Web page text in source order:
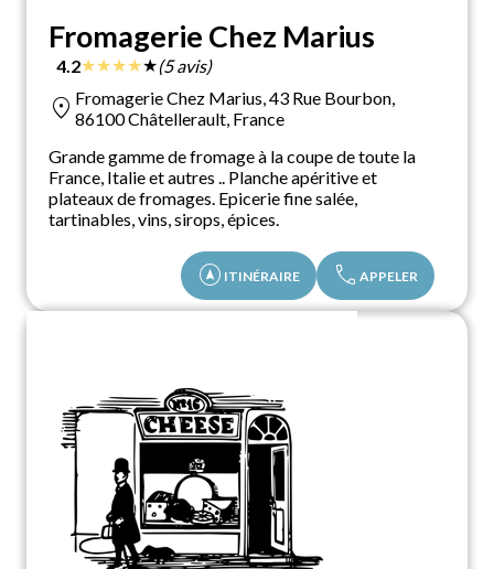
Fromagerie Chez Marius
4.2★★★★★(5 avis)
location_on Fromagerie Chez Marius, 43 Rue Bourbon,
86100 Châtellerault, France
Grande gamme de fromage à la coupe de toute la
France, Italie et autres .. Planche apéritive et
plateaux de fromages. Epicerie fine salée,
tartinables, vins, sirops, épices.
assistant_navigation ITINÉRAIRE call APPELER